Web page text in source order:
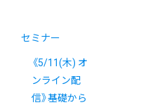
セミナー
《5/11(木) オ
ンライン配
信》基礎から